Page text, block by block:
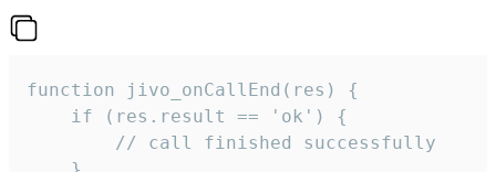
function jivo_onCallEnd(res) {
    if (res.result == 'ok') {
        // call finished successfully